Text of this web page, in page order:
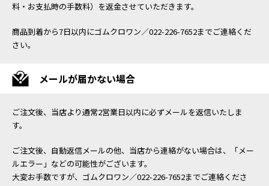
料・お支払時の手数料）を返金させていただきます。
商品到着から7日以内にゴムクロワン／022-226-7652までご連絡くだ
さい。
メールが届かない場合
ご注文後、当店より通常2営業日以内に必ずメールを返信いたしま
す。
ご注文後、自動返信メールの他、当店から連絡がない場合は、「メー
ルエラー」などの可能性がございます。
大変お手数ですが、ゴムクロワン／022-226-7652までご連絡くださ